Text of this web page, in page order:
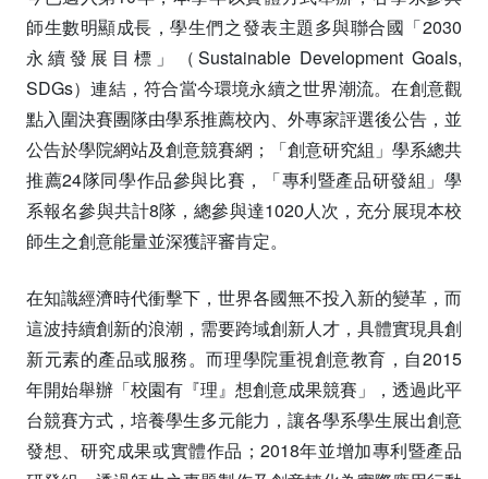
師生數明顯成長，學生們之發表主題多與聯合國「2030
永續發展目標」（Sustainable Development Goals,
SDGs）連結，符合當今環境永續之世界潮流。在創意觀
點入圍決賽團隊由學系推薦校內、外專家評選後公告，並
公告於學院網站及創意競賽網；「創意研究組」學系總共
推薦24隊同學作品參與比賽，「專利暨產品研發組」學
系報名參與共計8隊，總參與達1020人次，充分展現本校
師生之創意能量並深獲評審肯定。
在知識經濟時代衝擊下，世界各國無不投入新的變革，而
這波持續創新的浪潮，需要跨域創新人才，具體實現具創
新元素的產品或服務。而理學院重視創意教育，自2015
年開始舉辦「校園有『理』想創意成果競賽」，透過此平
台競賽方式，培養學生多元能力，讓各學系學生展出創意
發想、研究成果或實體作品；2018年並增加專利暨產品